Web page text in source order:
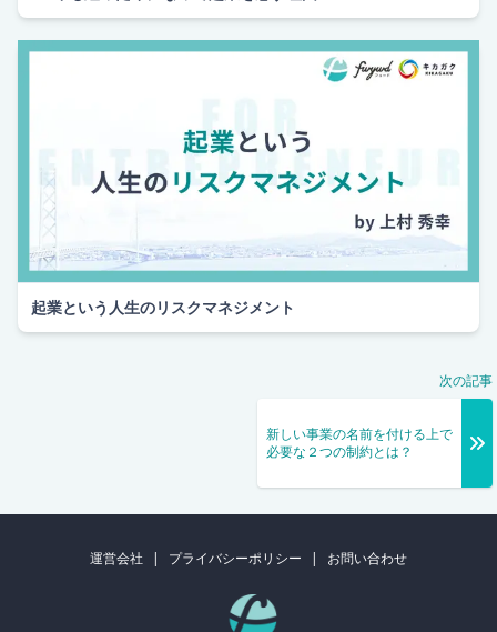
起業という人生のリスクマネジメント
次の記事
新しい事業の名前を付ける上で
必要な２つの制約とは？
運営会社 | プライバシーポリシー | お問い合わせ